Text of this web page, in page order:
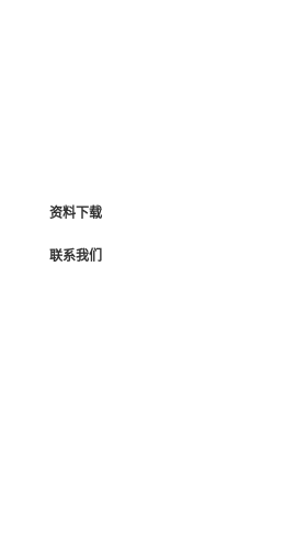
资料下载
联系我们